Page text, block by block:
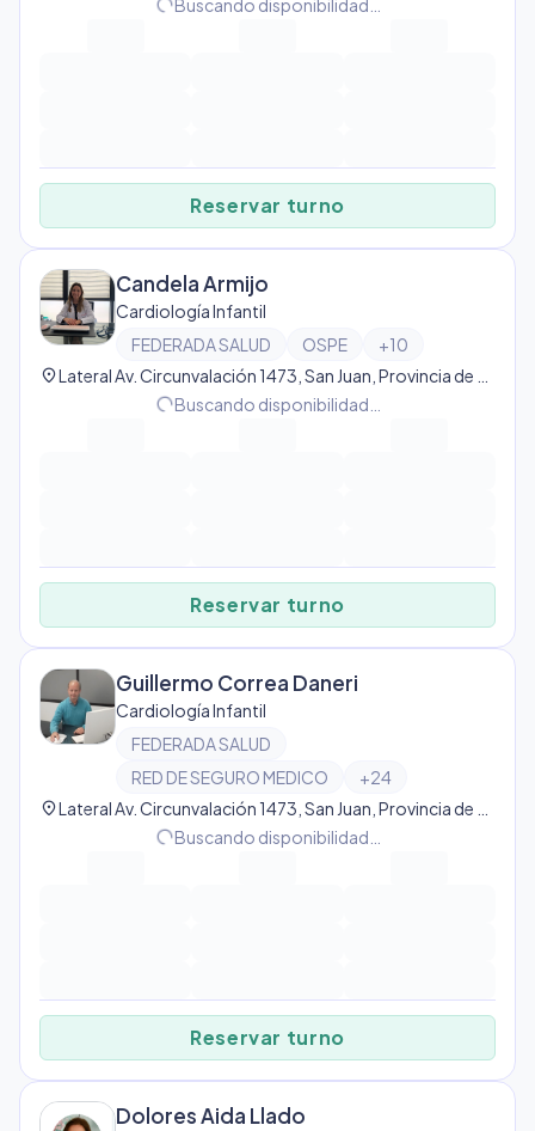
Buscando disponibilidad…
Reservar turno
Candela Armijo
Cardiología Infantil
FEDERADA SALUD
OSPE +10
location_on
progress_activityBuscando disponibilidad…
Reservar turno
Guillermo Correa Daneri
Cardiología Infantil
FEDERADA SALUD
RED DE SEGURO MEDICO
+24
location_on
progress_activityBuscando disponibilidad…
Reservar turno
Dolores Aida Llado